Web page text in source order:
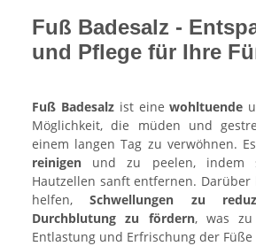
Fuß Badesalz -
und Pflege für Ihre
Fuß Badesalz ist einewohltuende
Möglichkeit, die müden und
einem langen Tag zu verwöhnen.
reinigen und zu peelen, indem
Hautzellen sanft entfernen. Darüber
helfen,Schwellungen zu
Durchblutung zu fördern, was zu
Entlastung und Erfrischung der